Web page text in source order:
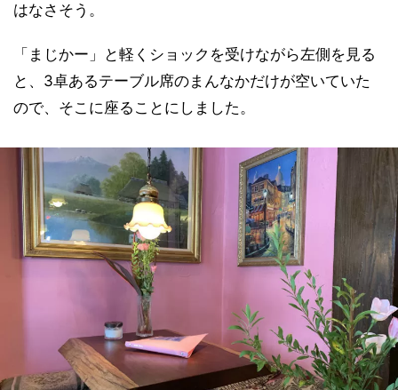
はなさそう。
「まじかー」と軽くショックを受けながら左側を見る
と、3卓あるテーブル席のまんなかだけが空いていた
ので、そこに座ることにしました。